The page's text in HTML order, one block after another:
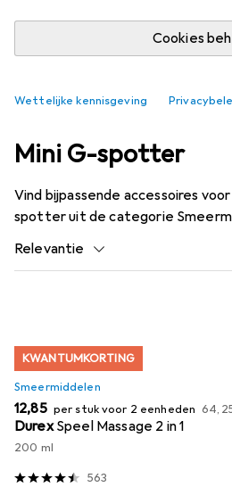
Cookies
Wettelijke kennisgeving
Mini G-spotter
Vind bijpassende accessoires
spotter uit de categorie
Relevantie
KWANTUMKORTING
Smeermiddelen
EUR
12,85 per stuk voor 2 eenheden EUR
Durex Speel Massage 2 in 1
200 ml
563